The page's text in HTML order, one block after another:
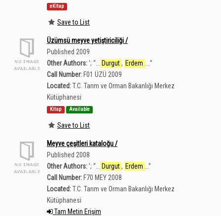
eKitap
Save to List
Üzümsü meyve yetiştiriciliği /
Published 2009
Other Authors:'; “ Durgut , Erdem ....”
Call Number: F01 ÜZÜ 2009
Located:T.C. Tarım ve Orman Bakanlığı Merkez
Kütüphanesi
Kitap Available
Save to List
Meyve çeşitleri kataloğu /
Published 2008
Other Authors:'; “ Durgut , Erdem ...”
Call Number: F70 MEY 2008
Located:T.C. Tarım ve Orman Bakanlığı Merkez
Kütüphanesi
Tam Metin Erişim